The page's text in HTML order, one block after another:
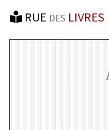
RUE DES LIVRES